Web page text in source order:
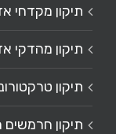
תיקון מקדחי
תיקון מהדקי
תיקון
תיקון חרמשים